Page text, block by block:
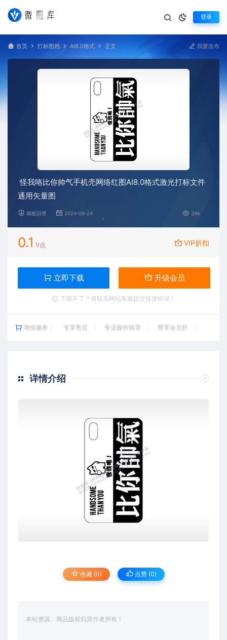
登录
首页 打标图档 AI8.0格式 正文 我要发布
怪我咯比你帅气手机壳网络红图AI8.0格式激光打标文件
通用矢量图
南栀旧景 2024-09-24 396
0.1 V点 VIP折扣
立即下载 升级会员
下载不了？请联系网站客服提交链接错误！
增值服务： 专享售后 专业操作指导 尊享会员折
详情介绍
收藏 (0) 点赞 (0)
本站资源、商品版权归原作者所有！